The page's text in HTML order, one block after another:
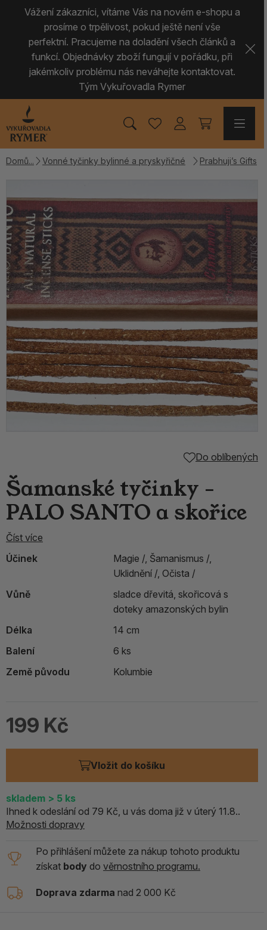
Vážení zákazníci, vítáme Vás na novém e-shopu a
prosíme o trpělivost, pokud ještě není vše
perfektní. Pracujeme na doladění všech článků a
funkcí. Objednávky zboží fungují v pořádku, při
jakémkoliv problému nás neváhejte kontaktovat.
Tým Vykuřovadla Rymer
Domů Vonné tyčinky bylinné a pryskyřičné Prabhuji’s Gifts
Do oblíbených
Šamanské tyčinky -
PALO SANTO a skořice
Číst více
Účinek
Magie /, Šamanismus /,
Uklidnění /, Očista /
Vůně
sladce dřevitá, skořicová s
doteky amazonských bylin
Délka
14 cm
Balení
6 ks
Země původu
Kolumbie
199 Kč
Vložit do košíku
skladem > 5 ks
Ihned k odeslání od 79 Kč, u vás doma již v úterý 11.8..
Možnosti dopravy
Po přihlášení můžete za nákup tohoto produktu
získat body do věrnostního programu.
Doprava zdarma nad 2 000 Kč